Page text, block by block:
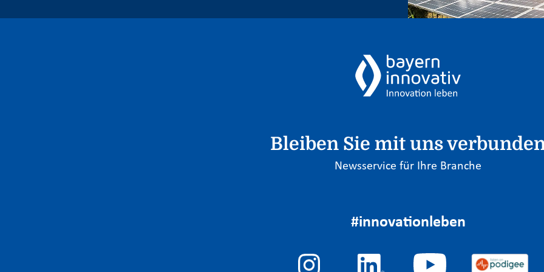
Bleiben Sie mit uns
Newsservice für Ihre Branche
#innovationleben